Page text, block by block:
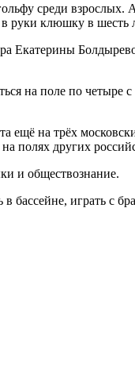
среди
клюшку в шесть
Екатерины
на поле по
на трёх
полях других
и обществознание.
играть с